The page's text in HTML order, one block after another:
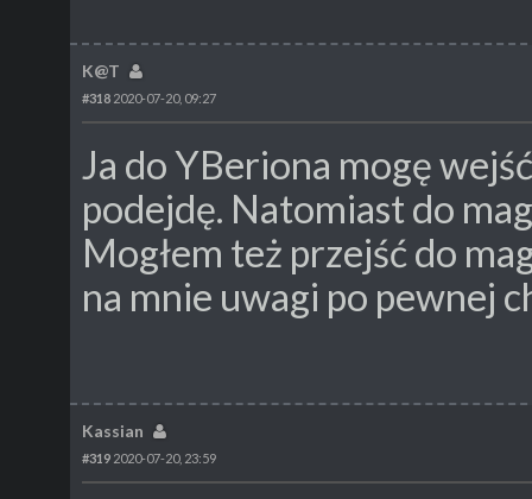
K@T
#318 2020-07-20, 09:27
Ja do YBeriona mogę
podejdę. Natomiast do
Mogłem też przejść do
na mnie uwagi po pewnej
Kassian
#319 2020-07-20, 23:59